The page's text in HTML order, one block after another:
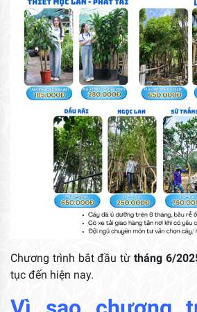
Chương trình bắt đầu từtháng 6/
tục đến hiện nay.